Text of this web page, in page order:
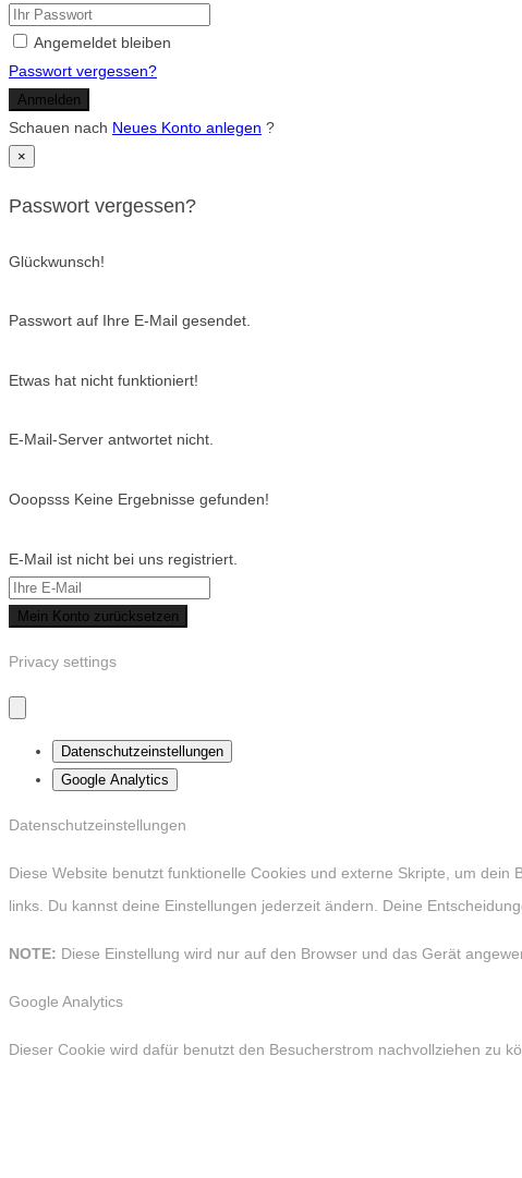
Angemeldet bleiben
Passwort vergessen?
Anmelden
Schauen nach Neues Konto anlegen ?
×
Passwort vergessen?
Glückwunsch!
Passwort auf Ihre E-Mail gesendet.
Etwas hat nicht funktioniert!
E-Mail-Server antwortet nicht.
Ooopsss Keine Ergebnisse gefunden!
E-Mail ist nicht bei uns registriert.
Mein Konto zurücksetzen
Privacy settings
Datenschutzeinstellungen
Google Analytics
Datenschutzeinstellungen
Diese Website benutzt funktionelle Cookies und externe Skripte, um
links. Du kannst deine Einstellungen jederzeit ändern. Deine
NOTE: Diese Einstellung wird nur auf den Browser und das Gerät
Google Analytics
Dieser Cookie wird dafür benutzt den Besucherstrom nachvollziehen zu